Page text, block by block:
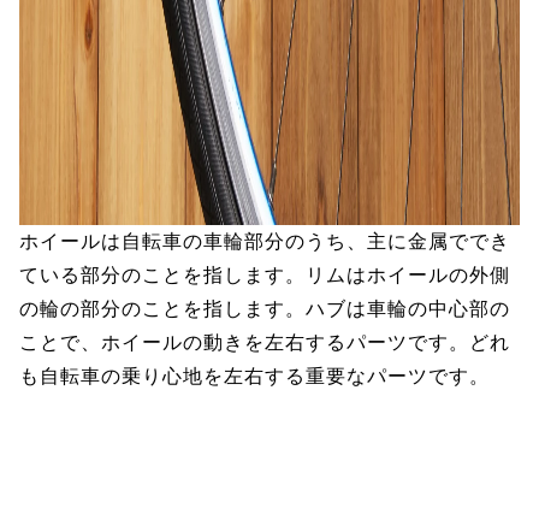
ホイールは自転車の車輪部分のうち、主に金属ででき
ている部分のことを指します。リムはホイールの外側
の輪の部分のことを指します。ハブは車輪の中心部の
ことで、ホイールの動きを左右するパーツです。どれ
も自転車の乗り心地を左右する重要なパーツです。